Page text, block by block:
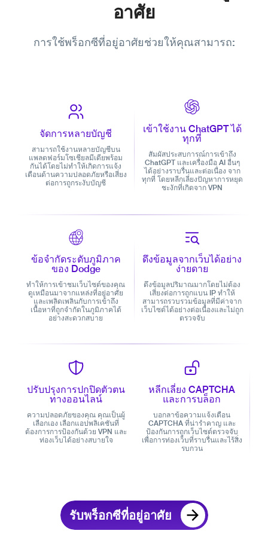
อาศัย
การใช้พร็อกซีที่อยู่อาศัยช่วยให้คุณสามารถ:
จัดการหลายบัญชี
สามารถใช้งานหลายบัญชีบน
แพลตฟอร์มโซเชียลมีเดียพร้อม
กันได้โดยไม่ทำให้เกิดการแจ้ง
เตือนด้านความปลอดภัยหรือเสี่ยง
ต่อการถูกระงับบัญชี
เข้าใช้งาน ChatGPT ได้
ทุกที่
สัมผัสประสบการณ์การเข้าถึง
ChatGPT และเครื่องมือ AI อื่นๆ
ได้อย่างราบรื่นและต่อเนื่อง จาก
ทุกที่ โดยหลีกเลี่ยงปัญหาการหยุด
ชะงักที่เกิดจาก VPN
ข้อจำกัดระดับภูมิภาค
ของ Dodge
ทำให้การเข้าชมเว็บไซต์ของคุณ
ดูเหมือนมาจากแหล่งที่อยู่อาศัย
และเพลิดเพลินกับการเข้าถึง
เนื้อหาที่ถูกจำกัดในภูมิภาคได้
อย่างสะดวกสบาย
ดึงข้อมูลจากเว็บได้อย่าง
ง่ายดาย
ดึงข้อมูลปริมาณมากโดยไม่ต้อง
เสี่ยงต่อการถูกแบน IP ทำให้
สามารถรวบรวมข้อมูลที่มีค่าจาก
เว็บไซต์ได้อย่างต่อเนื่องและไม่ถูก
ตรวจจับ
ปรับปรุงการปกปิดตัวตน
ทางออนไลน์
ความปลอดภัยของคุณ คุณเป็นผู้
เลือกเอง เลือกแอปพลิเคชันที่
ต้องการการป้องกันด้วย VPN และ
ท่องเว็บได้อย่างสบายใจ
หลีกเลี่ยง CAPTCHA
และการบล็อก
บอกลาข้อความแจ้งเตือน
CAPTCHA ที่น่ารำคาญ และ
ป้องกันการถูกเว็บไซต์ตรวจจับ
เพื่อการท่องเว็บที่ราบรื่นและไร้สิ่ง
รบกวน
รับพร็อกซีที่อยู่อาศัย